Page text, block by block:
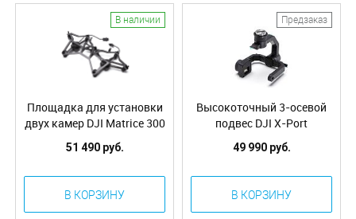
В наличии
Площадка для установки
двух камер DJI Matrice 300
Dual Gimbal Connector
(Part10)
51 490 руб.
В КОРЗИНУ
Предзаказ
Высокоточный 3-осевой
подвес DJI X-Port
49 990 руб.
В КОРЗИНУ